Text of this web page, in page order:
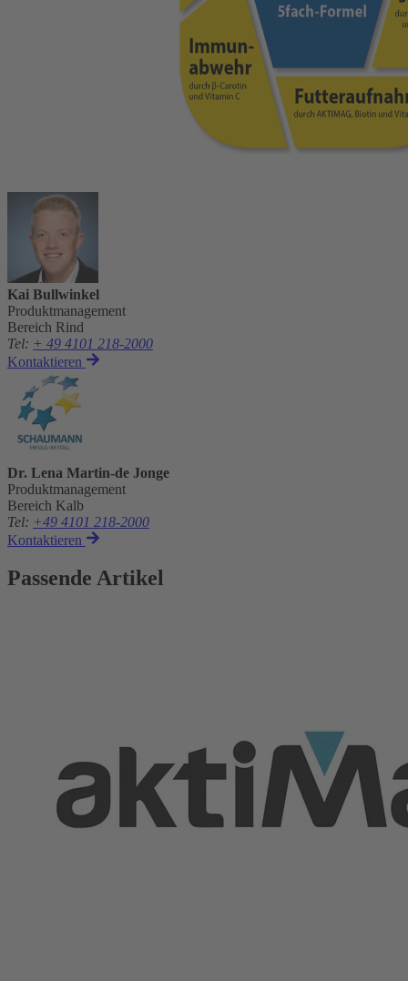
Kai Bullwinkel
Produktmanagement
Bereich Rind
Tel: + 49 4101 218-2000
Kontaktieren
Dr. Lena Martin-de Jonge
Produktmanagement
Bereich Kalb
Tel: +49 4101 218-2000
Kontaktieren
Passende Artikel